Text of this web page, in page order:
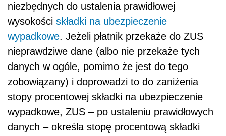
niezbędnych do ustalenia prawidłowej
wysokości składki na ubezpieczenie
wypadkowe. Jeżeli płatnik przekaże do ZUS
nieprawdziwe dane (albo nie przekaże tych
danych w ogóle, pomimo że jest do tego
zobowiązany) i doprowadzi to do zaniżenia
stopy procentowej składki na ubezpieczenie
wypadkowe, ZUS – po ustaleniu prawidłowych
danych – określa stopę procentową składki